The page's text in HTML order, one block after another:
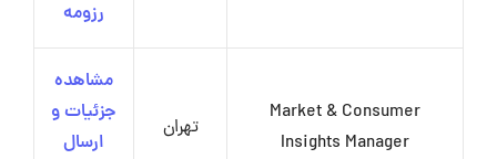
رزومه
Market & Consumer
Insights Manager
تهران
مشاهده
جزئیات و
ارسال